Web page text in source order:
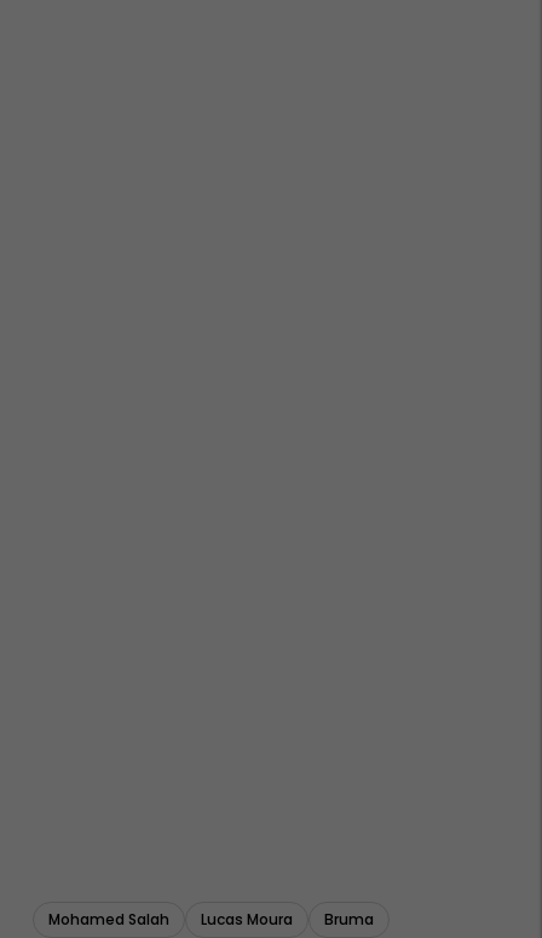
Mohamed Salah Lucas Moura
Bruma